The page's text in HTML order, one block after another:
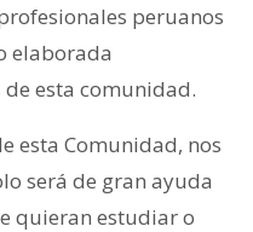
peruanos
elaborada
esta comunidad.
esta Comunidad, nos
será de gran ayuda
quieran estudiar o